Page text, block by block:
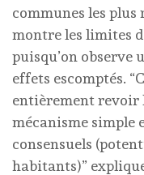
communes les
montre les limites
puisqu’on observe
effets escomptés.
entièrement revoir
mécanisme simple
consensuels
habitants)”